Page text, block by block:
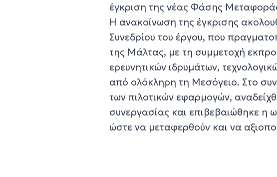
έγκριση της νέας Φάσης
Η ανακοίνωση της έγκρισης
Συνεδρίου του έργου, που
της Μάλτας, με τη συμμετοχή
ερευνητικών ιδρυμάτων,
από ολόκληρη τη Μεσόγειο. Στο
των πιλοτικών εφαρμογών,
συνεργασίας και επιβεβαιώθηκε η
ώστε να μεταφερθούν και να